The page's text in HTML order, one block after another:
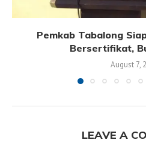
Pemkab Tabalong
Bersertifikat,
August 7,
LEAVE A